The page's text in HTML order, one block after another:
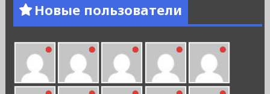
Новые пользователи